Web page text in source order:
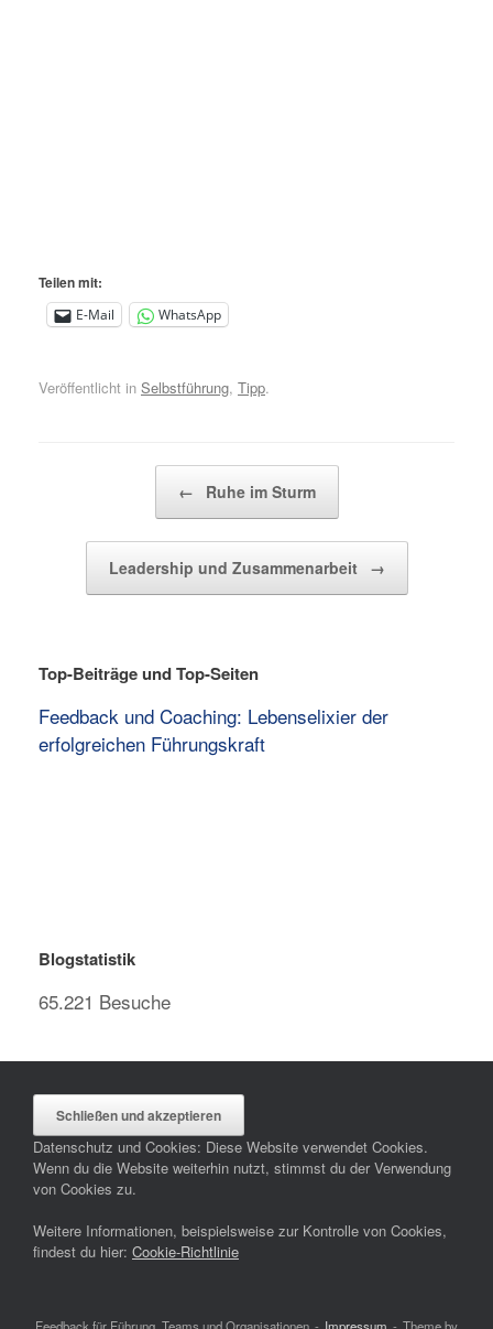
Teilen mit:
E-Mail WhatsApp
Veröffentlicht in Selbstführung, Tipp.
← Ruhe im Sturm
Leadership und Zusammenarbeit →
Top-Beiträge und Top-Seiten
Feedback und Coaching: Lebenselixier der
erfolgreichen Führungskraft
Blogstatistik
65.221 Besuche
Datenschutz und Cookies: Diese Website verwendet Cookies.
Wenn du die Website weiterhin nutzt, stimmst du der Verwendung
von Cookies zu.
Weitere Informationen, beispielsweise zur Kontrolle von Cookies,
findest du hier: Cookie-Richtlinie
Feedback für Führung, Teams und Organisationen Impressum Theme by